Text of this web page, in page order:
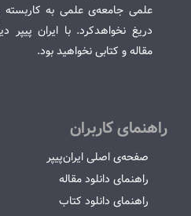
علمی جامعه‌ی علمی به
دریغ نخواهدکرد. با ایران
مقاله و کتابی نخواهید بود.
راهنمای کاربران
صفحه‌ی اصلی ایران‌پیپر
راهنمای دانلود مقاله
راهنمای دانلود کتاب